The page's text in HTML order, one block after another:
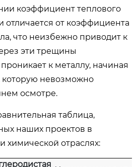
коэффициент теплового
отличается от коэффициента
что неизбежно приводит к
эти трещины
к металлу, начиная
которую невозможно
осмотре.
таблица,
наших проектов в
химической отраслях: